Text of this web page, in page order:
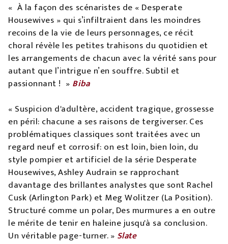
« À la façon des scénaristes de « Desperate
Housewives » qui s’infiltraient dans les moindres
recoins de la vie de leurs personnages, ce récit
choral révèle les petites trahisons du quotidien et
les arrangements de chacun avec la vérité sans pour
autant que l’intrigue n’en souffre. Subtil et
passionnant ! » Biba
« Suspicion d'adultère, accident tragique, grossesse
en péril: chacune a ses raisons de tergiverser. Ces
problématiques classiques sont traitées avec un
regard neuf et corrosif: on est loin, bien loin, du
style pompier et artificiel de la série Desperate
Housewives, Ashley Audrain se rapprochant
davantage des brillantes analystes que sont Rachel
Cusk (Arlington Park) et Meg Wolitzer (La Position).
Structuré comme un polar, Des murmures a en outre
le mérite de tenir en haleine jusqu'à sa conclusion.
Un véritable page-turner. » Slate